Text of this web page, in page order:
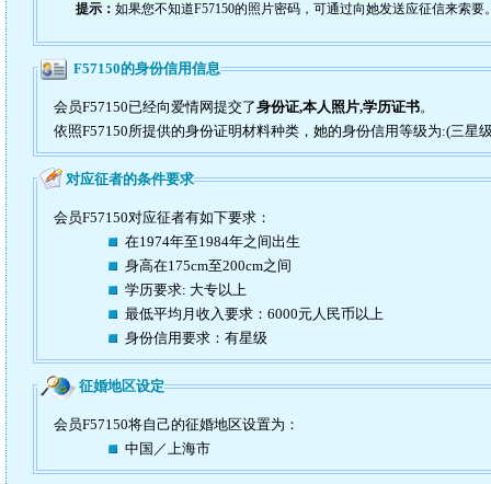
提示： 如果您不知道F57150的照片密码，可通过向她发送应征信来索要
F57150的身份信用信息
会员F57150已经向爱情网提交了身份证,本人照片,学历证书。
依照F57150所提供的身份证明材料种类，她的身份信用等级为:(三星
对应征者的条件要求
会员F57150对应征者有如下要求：
在1974年至1984年之间出生
身高在175cm至200cm之间
学历要求: 大专以上
最低平均月收入要求：6000元人民币以上
身份信用要求：有星级
征婚地区设定
会员F57150将自己的征婚地区设置为：
中国／上海市